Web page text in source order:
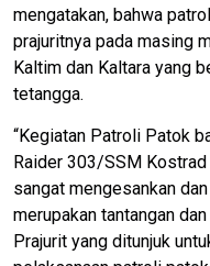
mengatakan, bahwa
prajuritnya pada masing
Kaltim dan Kaltara yang
tetangga.
“Kegiatan Patroli Patok
Raider 303/SSM
sangat mengesankan
merupakan tantangan
Prajurit yang ditunjuk